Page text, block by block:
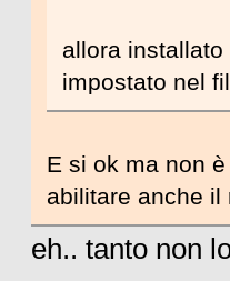
allora
impostato nel
E si ok ma non
abilitare anche il
eh.. tanto non